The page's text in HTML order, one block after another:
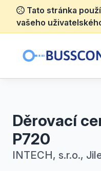
Tato stránka
vašeho
Děrovací
P720
INTECH, s.r.o.,